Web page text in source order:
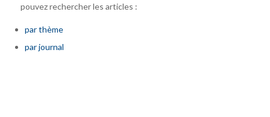
pouvez rechercher les articles :
par thème
par journal